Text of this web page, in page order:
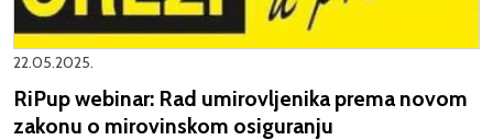
22.05.2025.
RiPup webinar: Rad umirovljenika prema novom
zakonu o mirovinskom osiguranju